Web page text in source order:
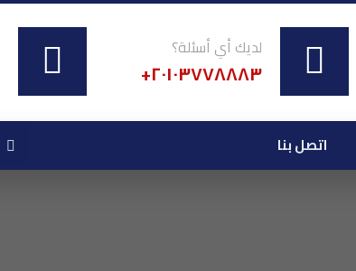
لديك أي أسئلة؟
٢٠١٠٣٧٧٨٨٨٣+
اتصل بنا